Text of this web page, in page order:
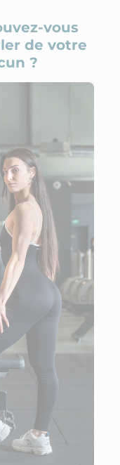
vous
de votre
?